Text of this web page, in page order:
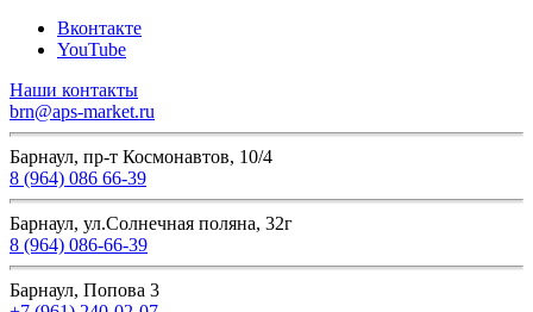
Вконтакте
YouTube
Наши контакты
brn@aps-market.ru
Барнаул, пр-т Космонавтов, 10/4
8 (964) 086 66-39
Барнаул, ул.Солнечная поляна, 32г
8 (964) 086-66-39
Барнаул, Попова 3